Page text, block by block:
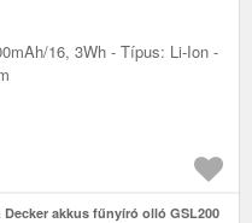
16, 3Wh - Típus: Li-Ion -
akkus fűnyíró olló GSL200